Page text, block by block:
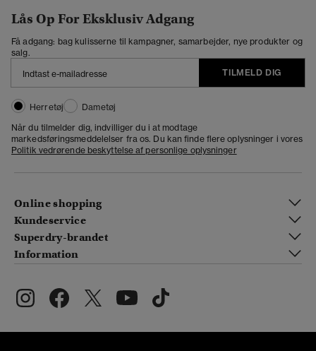
Lås Op For Eksklusiv Adgang
Få adgang: bag kulisserne til kampagner, samarbejder, nye produkter og
salg.
TILMELD DIG
Herretøj
Dametøj
Når du tilmelder dig, indvilliger du i at modtage
markedsføringsmeddelelser fra os. Du kan finde flere oplysninger i vores
Politik vedrørende beskyttelse af personlige oplysninger
Online shopping
Kundeservice
Superdry-brandet
Information